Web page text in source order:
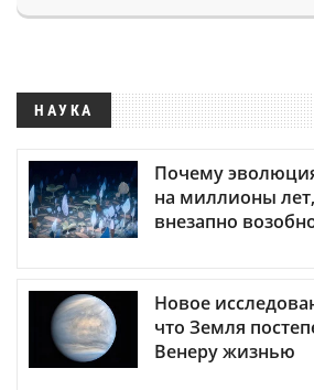
НАУКА
Почему
на миллионы
внезапно
Новое
что Земля
Венеру жизнью